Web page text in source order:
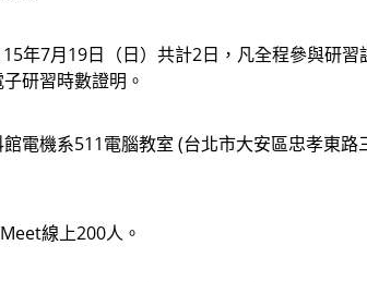
年7月19日（日）共計2日，凡全程參與研
研習時數證明。
電機系511電腦教室 (台北市大安區忠孝東
線上200人。